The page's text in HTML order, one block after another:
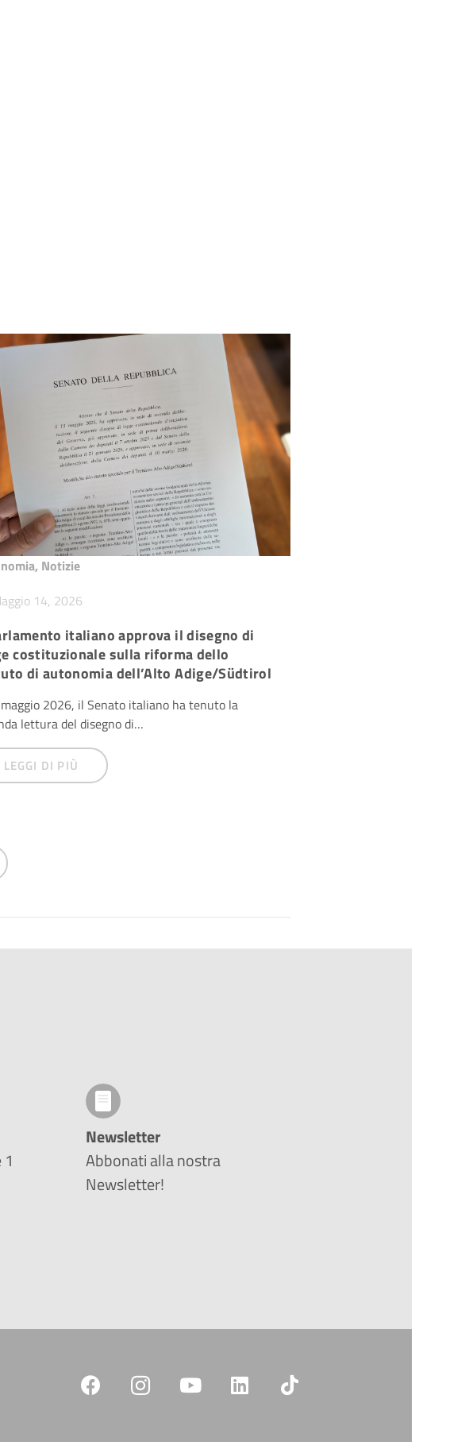
, Notizie
14, 2026
italiano approva il disegno di
costituzionale sulla riforma dello
di autonomia dell’Alto Adige/Südtirol
2026, il Senato italiano ha tenuto la
lettura del disegno di…
LEGGI DI PIÙ
Newsletter
Abbonati alla nostra
Newsletter!